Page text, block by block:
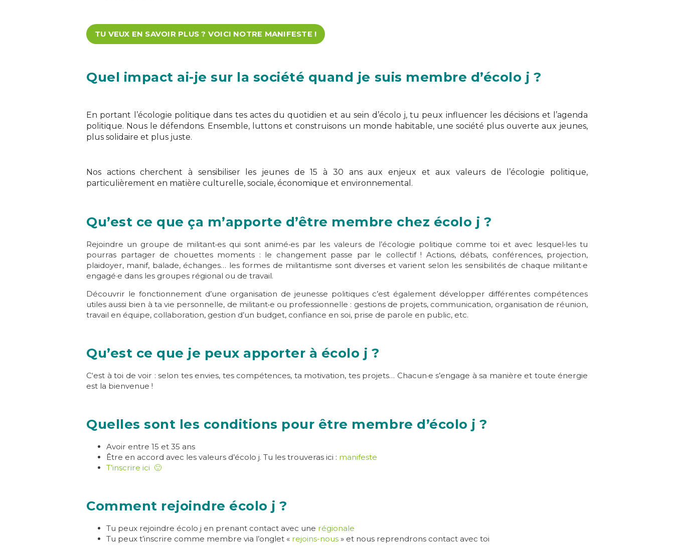
TU VEUX EN SAVOIR PLUS ? VOICI NOTRE MANIFESTE !
Quel impact ai-je sur la société quand je suis membre d’écolo j ?
En portant l’écologie politique dans tes actes du quotidien et au sein d’écolo j, tu peux influencer les décisions et l’agenda
politique. Nous le défendons. Ensemble, luttons et construisons un monde habitable, une société plus ouverte aux jeunes,
plus solidaire et plus juste.
Nos actions cherchent à sensibiliser les jeunes de 15 à 30 ans aux enjeux et aux valeurs de l’écologie politique,
particulièrement en matière culturelle, sociale, économique et environnemental.
Qu’est ce que ça m’apporte d’être membre chez écolo j ?
Rejoindre un groupe de militant‧es qui sont animé‧es par les valeurs de l’écologie politique comme toi et avec lesquel‧les tu
pourras partager de chouettes moments : le changement passe par le collectif ! Actions, débats, conférences, projection,
plaidoyer, manif, balade, échanges… les formes de militantisme sont diverses et varient selon les sensibilités de chaque militant·e
engagé·e dans les groupes régional ou de travail.
Découvrir le fonctionnement d’une organisation de jeunesse politiques c’est également développer différentes compétences
utiles aussi bien à ta vie personnelle, de militant‧e ou professionnelle : gestions de projets, communication, organisation de réunion,
travail en équipe, collaboration, gestion d’un budget, confiance en soi, prise de parole en public, etc.
Qu’est ce que je peux apporter à écolo j ?
C‘est à toi de voir : selon tes envies, tes compétences, ta motivation, tes projets… Chacun·e s’engage à sa manière et toute énergie
est la bienvenue !
Quelles sont les conditions pour être membre d’écolo j ?
Avoir entre 15 et 35 ans
Être en accord avec les valeurs d’écolo j. Tu les trouveras ici : manifeste
T’inscrire ici 🙂
Comment rejoindre écolo j ?
Tu peux rejoindre écolo j en prenant contact avec une régionale
Tu peux t’inscrire comme membre via l’onglet « rejoins-nous » et nous reprendrons contact avec toi